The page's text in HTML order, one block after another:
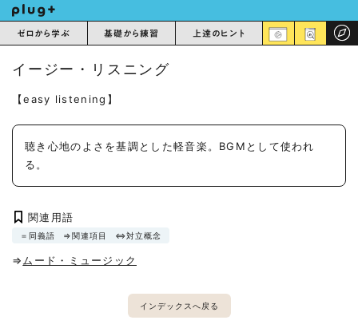
ゼロから学ぶ 基礎から練習 上達のヒント
イージー・リスニング
【easy listening】
聴き心地のよさを基調とした軽音楽。BGMとして使われ
る。
関連用語
＝同義語 ⇒関連項目 ⇔対立概念
⇒ ムード・ミュージック
インデックスへ戻る